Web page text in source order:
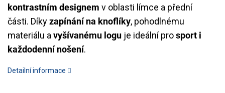
kontrastním designem v oblasti límce a přední
části. Díkyzapínání na knoflíky, pohodlnému
materiálu a vyšívanému logu je ideální prosport i
každodenní nošení.
Detailní informace